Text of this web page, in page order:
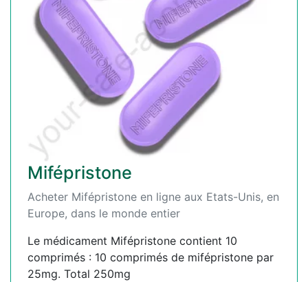
Mifépristone
Acheter Mifépristone en ligne aux Etats-Unis, en
Europe, dans le monde entier
Le médicament Mifépristone contient 10
comprimés : 10 comprimés de mifépristone par
25mg. Total 250mg